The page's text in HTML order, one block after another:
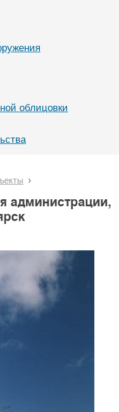
облицовки
администрации,